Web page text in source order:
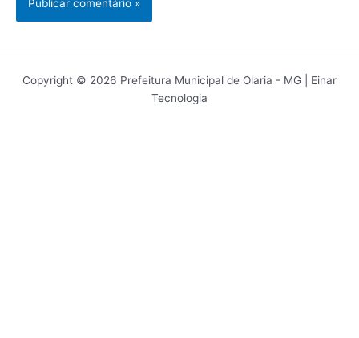
Copyright © 2026 Prefeitura Municipal de Olaria - MG | Einar
Tecnologia